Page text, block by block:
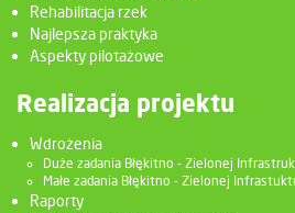
Rehabilitacja rzek
Najlepsza praktyka
Aspekty pilotażowe
Realizacja projektu
Wdrożenia
Duże zadania Błękitno - Zielonej
Małe zadania Błękitno - Zielonej
Raporty